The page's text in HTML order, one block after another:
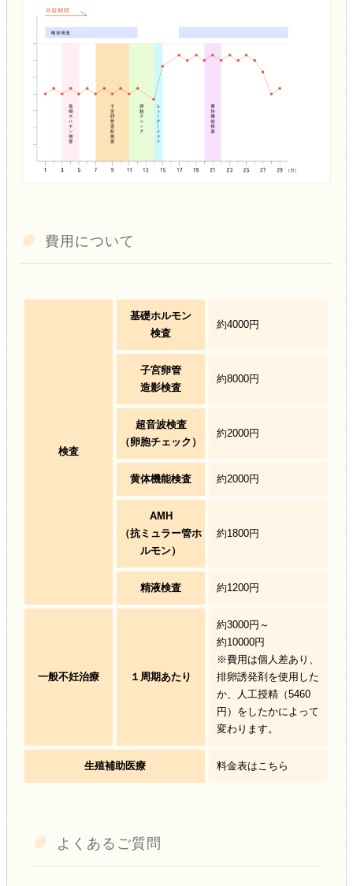
費用について
検査
基礎ホルモン
検査
約4000円
子宮卵管
造影検査
約8000円
超音波検査
（卵胞チェック）
約2000円
黄体機能検査 約2000円
AMH
（抗ミュラー管ホ
ルモン）
約1800円
精液検査 約1200円
一般不妊治療 １周期あたり
約3000円～
約10000円
※費用は個人差あり、
排卵誘発剤を使用した
か、人工授精（5460
円）をしたかによって
変わります。
生殖補助医療 料金表はこちら
よくあるご質問